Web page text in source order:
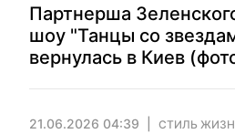
Партнерша
шоу "Танцы со
вернулась в Киев
21.06.2026 04:39 СТИЛЬ